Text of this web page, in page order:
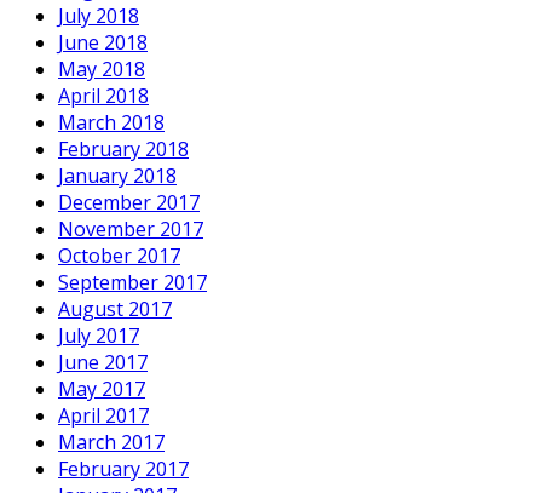
July 2018
June 2018
May 2018
April 2018
March 2018
February 2018
January 2018
December 2017
November 2017
October 2017
September 2017
August 2017
July 2017
June 2017
May 2017
April 2017
March 2017
February 2017